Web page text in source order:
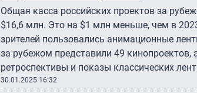
Общая касса российских проектов за
$16,6 млн. Это на $1 млн меньше, чем в
зрителей пользовались анимационные
за рубежом представили 49 кинопроектов,
ретроспективы и показы классических
30.01.2025 16:32